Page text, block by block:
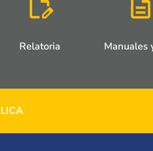
Relatoria Manuales